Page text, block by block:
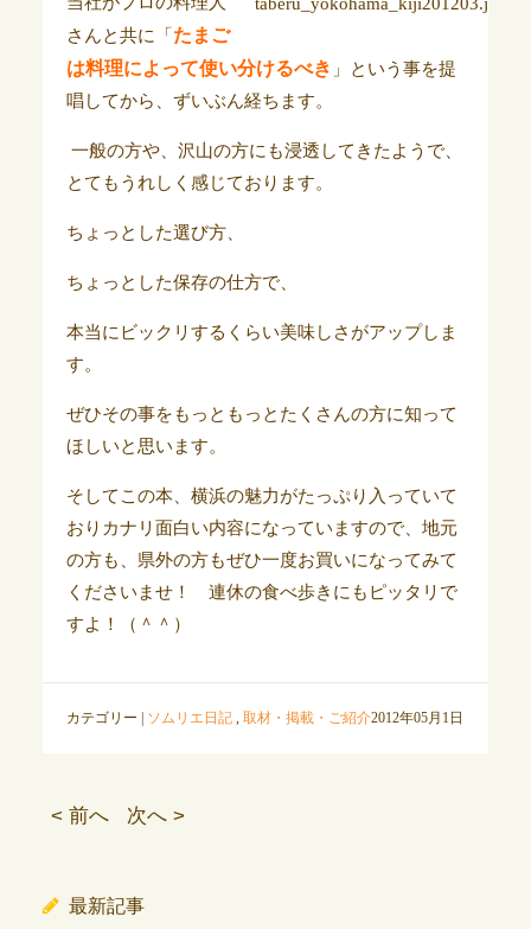
さんと共に「 たまご
は料理によって使い分けるべき 」という事を提
唱してから、ずいぶん経ちます。
一般の方や、沢山の方にも浸透してきたようで、
とてもうれしく感じております。
ちょっとした選び方、
ちょっとした保存の仕方で、
本当にビックリするくらい美味しさがアップしま
す。
ぜひその事をもっともっとたくさんの方に知って
ほしいと思います。
そしてこの本、横浜の魅力がたっぷり入っていて
おりカナリ面白い内容になっていますので、地元
の方も、県外の方もぜひ一度お買いになってみて
くださいませ！ 連休の食べ歩きにもピッタリで
すよ！（＾＾）
カテゴリー | ソムリエ日記, 取材・掲載・ご紹介2012年05月1日
< 前へ 次へ >
最新記事